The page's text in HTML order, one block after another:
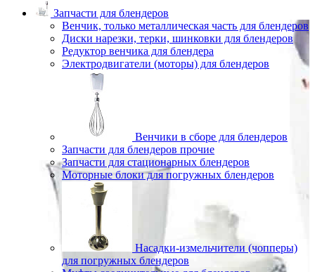
Запчасти для блендеров
Венчик, только металлическая часть для блендеров
Диски нарезки, терки, шинковки для блендеров
Редуктор венчика для блендера
Электродвигатели (моторы) для блендеров
Венчики в сборе для блендеров
Запчасти для блендеров прочие
Запчасти для стационарных блендеров
Моторные блоки для погружных блендеров
Насадки-измельчители (чопперы)
для погружных блендеров